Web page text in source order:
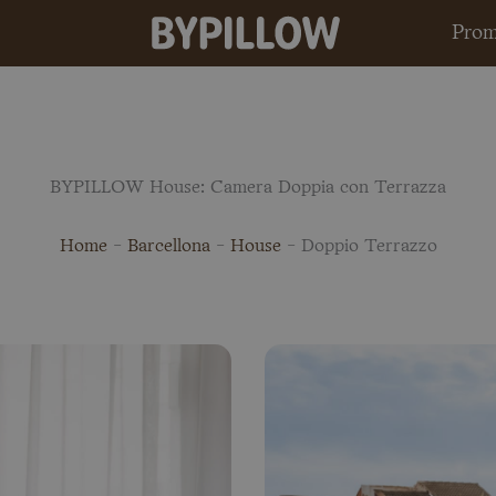
BYPILLOW House: Camera Doppia con Terrazza
Home - Barcellona- House - Doppio Terrazzo